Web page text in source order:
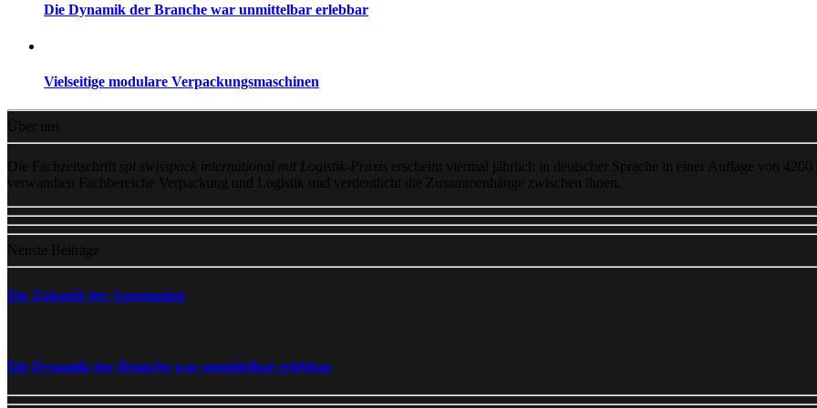
Die Dynamik der Branche war unmittelbar erlebbar
Vielseitige modulare Verpackungsmaschinen
Über uns
Die Fachzeitschrift spi swisspack international mit Logistik-Praxis erscheint viermal jährlich in deutscher Sprache in einer Auflage von
verwandten Fachbereiche Verpackung und Logistik und verdeutlicht die Zusammenhänge zwischen ihnen.
Neuste Beiträge
Die Zukunft der Automation
Die Dynamik der Branche war unmittelbar erlebbar